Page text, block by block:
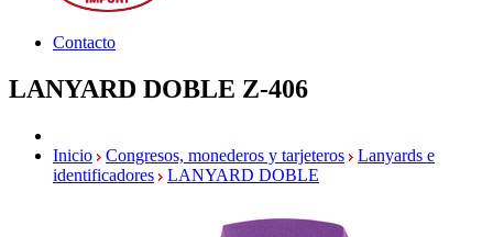
Contacto
LANYARD DOBLE Z-406
Inicio Congresos, monederos y tarjeteros
Lanyards e
identificadores
LANYARD DOBLE